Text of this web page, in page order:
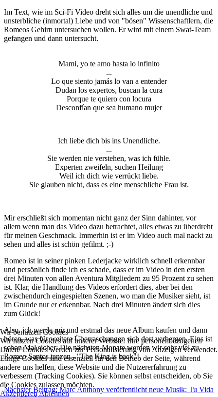
Im Text, wie im Sci-Fi Video dreht sich alles um die unendliche und
unsterbliche (inmortal) Liebe und von "bösen" Wissenschaftlern, die
Romeos Gehirn untersuchen wollen. Er wird mit einem Swat-Team
gefangen und dann untersucht.
Mami, yo te amo hasta lo infinito
...
Lo que siento jamás lo van a entender
Dudan los expertos, buscan la cura
Porque te quiero con locura
Desconfían que sea humano mujer
Ich liebe dich bis ins Unendliche.
...
Sie werden nie verstehen, was ich fühle.
Experten zweifeln, suchen Heilung
Weil ich dich wie verrückt liebe.
Sie glauben nicht, dass es eine menschliche Frau ist.
Mir erschließt sich momentan nicht ganz der Sinn dahinter, vor
allem wenn man das Video dazu betrachtet, alles etwas zu überdreht
für meinen Geschmack. Immerhin ist er im Video auch mal nackt zu
sehen und alles ist schön gefilmt. ;-)
Romeo ist in seiner pinken Lederjacke wirklich schnell erkennbar
und persönlich finde ich es schade, dass er im Video in den ersten
drei Minuten von allen Aventura Mitgliedern zu 95 Prozent zu sehen
ist. Klar, die Handlung des Videos erfordert dies, aber bei den
zwischendurch eingespielten Szenen, wo man die Musiker sieht, ist
im Grunde nur er erkennbar. Nach drei Minuten ändert sich dies
zum Glück!
Also, ich werde mir und erstmal das neue Album kaufen und dann
hören, was für weitere Überraschungen sich dort verbergen. Eins ist
schon Mal sicher: Die nächsten Monate werden wir sehr viel zu
Romeo Santos tanzen - "The King is back"!
Nächster Beitrag: Marc Anthony veröffentlicht neue Musik: Tu Vida
Wir benutzen Cookies
Wir nutzen Cookies auf unserer Website. Ihre personenbezogenen
Daten/ Cookies werden zur Personalisierung von Anzeigen verwendet.
Einige Cookies sind essenziell für den Betrieb der Seite, während
andere uns helfen, diese Website und die Nutzererfahrung zu
verbessern (Tracking Cookies). Sie können selbst entscheiden, ob Sie
die Cookies zulassen möchten.
AkzeptierenAblehnen